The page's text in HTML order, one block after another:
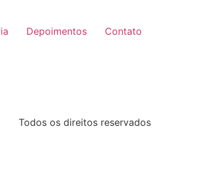
Depoimentos Contato
Todos os direitos reservados